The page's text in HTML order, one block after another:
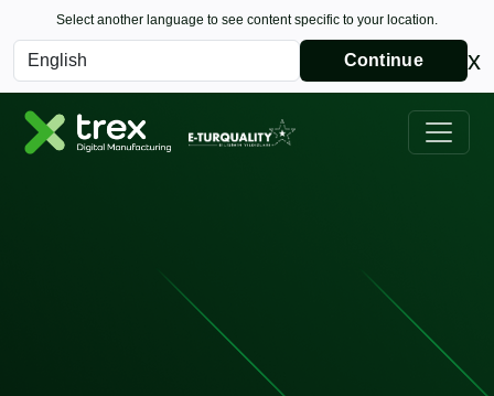
Select another language to see content specific to your location.
Continue x